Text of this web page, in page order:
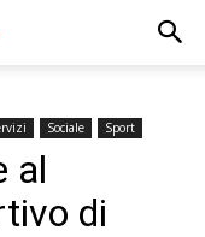
Sociale Sport
al
di